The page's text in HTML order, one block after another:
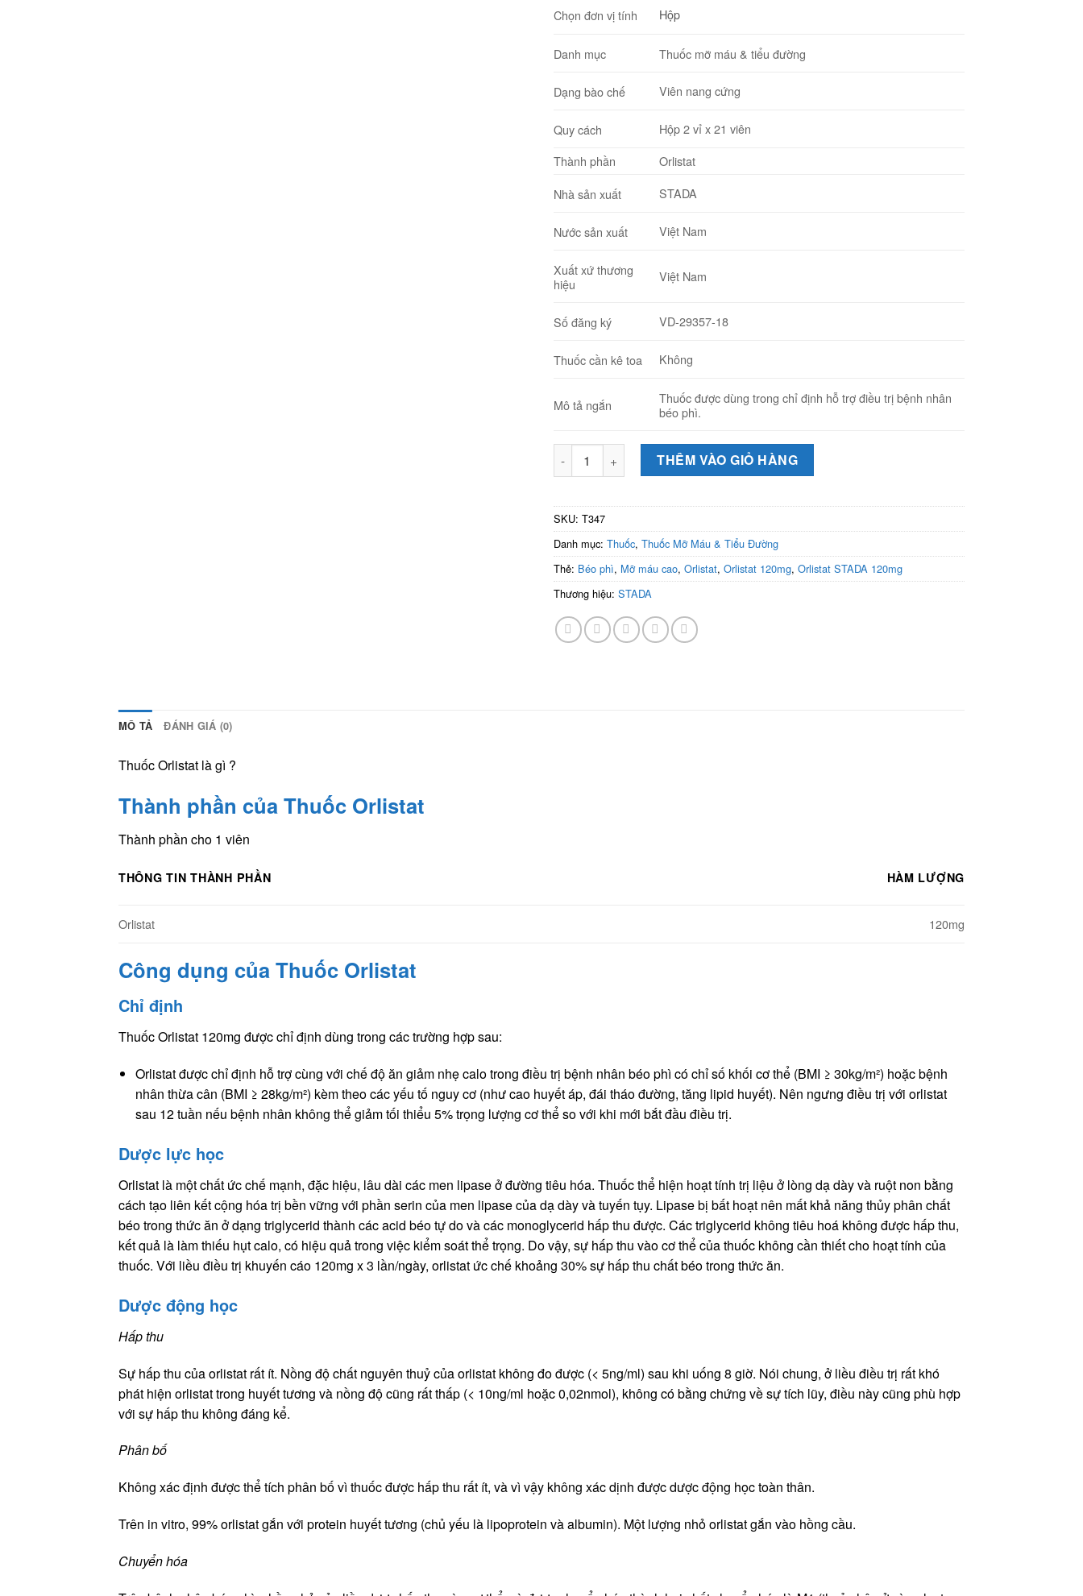
Chọn đơn vị tính Hộp
Danh mục Thuốc mỡ máu & tiểu đường
Dạng bào chế Viên nang cứng
Quy cách
Hộp 2 vỉ x 21 viên
Thành phần
Orlistat
Nhà sản xuất
STADA
Nước sản xuất Việt Nam
Xuất xứ thương
hiệu
Việt Nam
Số đăng ký VD-29357-18
Thuốc cần kê toa Không
Mô tả ngắn
Thuốc được dùng trong chỉ định hỗ trợ điều trị bệnh nhân
béo phì.
Orlistat Stada 120mg (Hộp 2 vỉ x 21 viên) - Hỗ trợ cùng với chế độ ăn giảm nhẹ calo trong
THÊM VÀO GIỎ HÀNG
SKU: T347
Danh mục: Thuốc, Thuốc Mỡ Máu & Tiểu Đường
Thẻ: Béo phì, Mỡ máu cao, Orlistat, Orlistat 120mg, Orlistat STADA 120mg
Thương hiệu: STADA
MÔ TẢ ĐÁNH GIÁ (0)
Thuốc Orlistat là gì ?
Thành phần của Thuốc Orlistat
Thành phần cho 1 viên
THÔNG TIN THÀNH PHẦN HÀM LƯỢNG
Orlistat 120mg
Công dụng của Thuốc Orlistat
Chỉ định
Thuốc Orlistat 120mg được chỉ định dùng trong các trường hợp sau:
Orlistat được chỉ định hỗ trợ cùng với chế độ ăn giảm nhẹ calo trong điều trị bệnh nhân béo phì có chỉ số khối cơ thể (BMI ≥ 30kg/m²) hoặc bệnh
nhân thừa cân (BMI ≥ 28kg/m²) kèm theo các yếu tố nguy cơ (như cao huyết áp, đái tháo đường, tăng lipid huyết). Nên ngưng điều trị với orlistat
sau 12 tuần nếu bệnh nhân không thể giảm tối thiểu 5% trọng lượng cơ thể so với khi mới bắt đầu điều trị.
Dược lực học
Orlistat là một chất ức chế mạnh, đặc hiệu, lâu dài các men lipase ở đường tiêu hóa. Thuốc thể hiện hoạt tính trị liệu ở lòng dạ dày và ruột non bằng
cách tạo liên kết cộng hóa trị bền vững với phần serin của men lipase của dạ dày và tuyến tụy. Lipase bị bất hoạt nên mất khả năng thủy phân chất
béo trong thức ăn ở dạng triglycerid thành các acid béo tự do và các monoglycerid hấp thu được. Các triglycerid không tiêu hoá không được hấp thu,
kết quả là làm thiếu hụt calo, có hiệu quả trong việc kiểm soát thể trọng. Do vậy, sự hấp thu vào cơ thể của thuốc không cần thiết cho hoạt tính của
thuốc. Với liều điều trị khuyến cáo 120mg x 3 lần/ngày, orlistat ức chế khoảng 30% sự hấp thu chất béo trong thức ăn.
Dược động học
Hấp thu
Sự hấp thu của orlistat rất ít. Nồng độ chất nguyên thuỷ của orlistat không đo được (< 5ng/ml) sau khi uống 8 giờ. Nói chung, ở liều điều trị rất khó
phát hiện orlistat trong huyết tương và nồng độ cũng rất thấp (< 10ng/ml hoặc 0,02nmol), không có bằng chứng về sự tích lũy, điều này cũng phù hợp
với sự hấp thu không đáng kể.
Phân bố
Không xác định được thể tích phân bố vì thuốc được hấp thu rất ít, và vì vậy không xác dịnh được dược động học toàn thân.
Trên in vitro, 99% orlistat gắn với protein huyết tương (chủ yếu là lipoprotein và albumin). Một lượng nhỏ orlistat gắn vào hồng cầu.
Chuyển hóa